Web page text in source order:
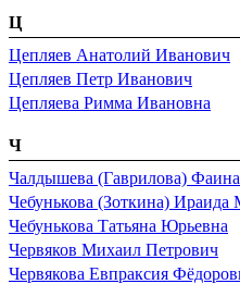
Ц
Цепляев Анатолий Иванович
Цепляев Петр Иванович
Цепляева Римма Ивановна
Ч
Чалдышева (Гаврилова)
Чебунькова (Зоткина) Ираида
Чебунькова Татьяна Юрьевна
Червяков Михаил Петрович
Червякова Евпраксия